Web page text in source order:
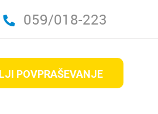
059/018-223
POVPRAŠEVANJE